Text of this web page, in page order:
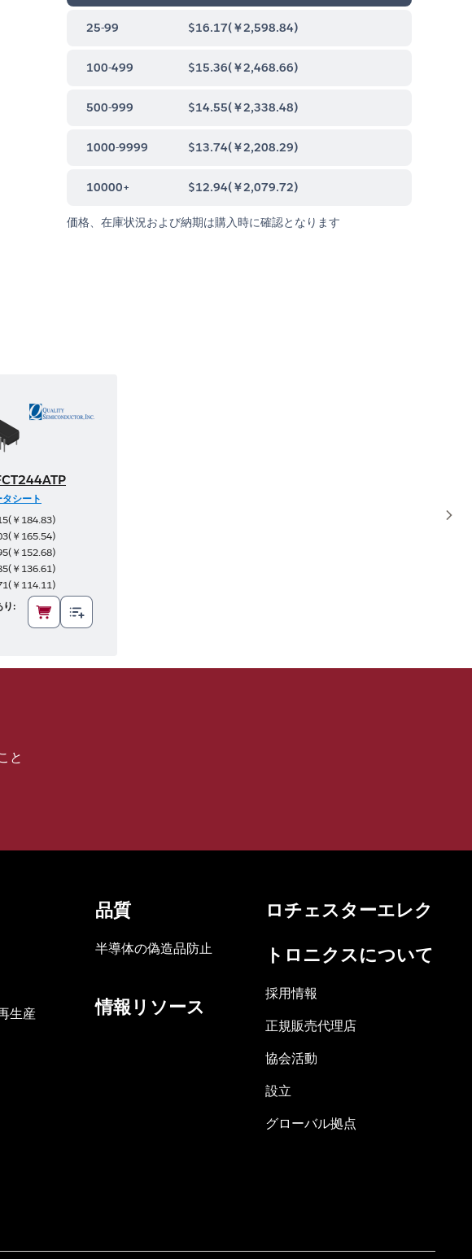
25-99 $16.17(￥2,598.84)
100-499 $15.36(￥2,468.66)
500-999 $14.55(￥2,338.48)
1000-9999 $13.74(￥2,208.29)
10000+ $12.94(￥2,079.72)
価格、在庫状況および納期は購入時に確認となります
シート
(￥184.83)
(￥165.54)
(￥152.68)
(￥136.61)
(￥114.11)
り:
と
生産
品質
半導体の偽造品防止
情報リソース
ロチェスターエレク
トロニクスについて
採用情報
正規販売代理店
協会活動
設立
グローバル拠点